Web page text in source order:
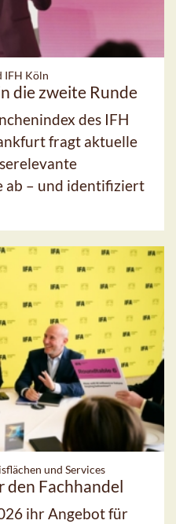
IFH Köln
die zweite Runde
des IFH
fragt aktuelle
ab – und identifiziert
und Services
den Fachhandel
ihr Angebot für